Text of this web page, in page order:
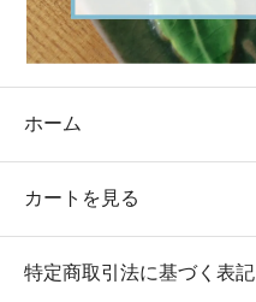
ホーム
カートを見る
特定商取引法に基づく表記